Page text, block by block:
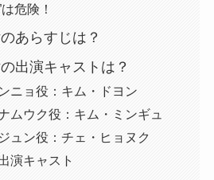
危険！
あらすじは？
出演キャストは？
ニョ役：キム・ドヨン
ムウク役：キム・ミンギュ
ュン役：チェ・ヒョヌク
演キャスト